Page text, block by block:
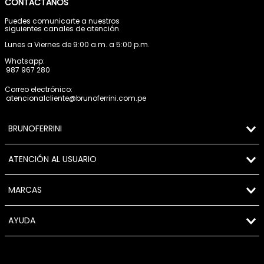
CONTÁCTANOS
Puedes comunicarte a nuestros
siguientes canales de atención
Lunes a Viernes de 9:00 a.m. a 5:00 p.m.
Whatsapp:
987 967 280
Correo electrónico:
atencionalcliente@brunoferrini.com.pe
BRUNOFERRINI
ATENCIÓN AL USUARIO
MARCAS
AYUDA